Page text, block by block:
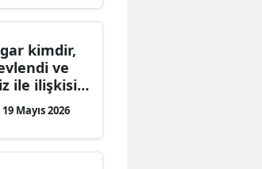
kimdir,
ve
ile ilişkisi
19 Mayıs 2026